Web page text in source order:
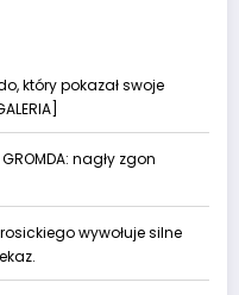
który pokazał swoje
nagły zgon
wywołuje silne